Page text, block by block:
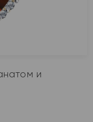
и